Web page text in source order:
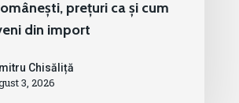
prețuri ca și cum
din import
Chisăliță
3, 2026